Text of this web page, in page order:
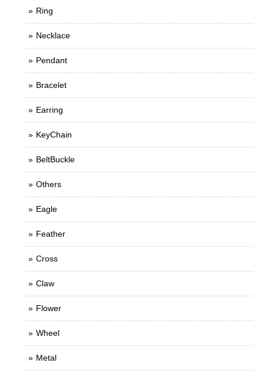
Ring
Necklace
Pendant
Bracelet
Earring
KeyChain
BeltBuckle
Others
Eagle
Feather
Cross
Claw
Flower
Wheel
Metal